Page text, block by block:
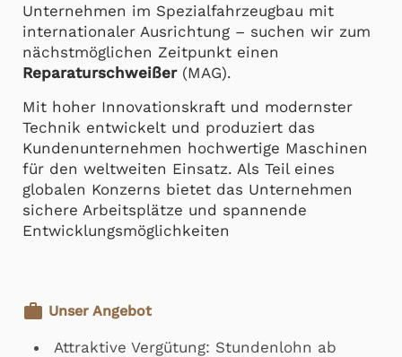
Unternehmen im Spezialfahrzeugbau mit
internationaler Ausrichtung – suchen wir zum
nächstmöglichen Zeitpunkt einen
Reparaturschweißer(MAG).
Mit hoher Innovationskraft und modernster
Technik entwickelt und produziert das
Kundenunternehmen hochwertige Maschinen
für den weltweiten Einsatz. Als Teil eines
globalen Konzerns bietet das Unternehmen
sichere Arbeitsplätze und spannende
Entwicklungsmöglichkeiten
work Unser Angebot
Attraktive Vergütung: Stundenlohn ab